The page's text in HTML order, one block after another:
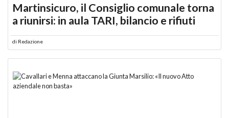
Martinsicuro, il Consiglio comunale torna
a riunirsi: in aula TARI, bilancio e rifiuti
di Redazione